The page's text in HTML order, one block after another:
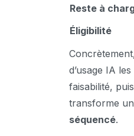
Reste à
Éligibilité
d’usage IA
faisabilité,
transforme
séquencé.